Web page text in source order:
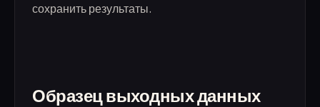
сохранить результаты.
Образец выходных данных